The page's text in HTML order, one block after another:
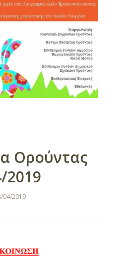
Ορούντας
2019
04/2019